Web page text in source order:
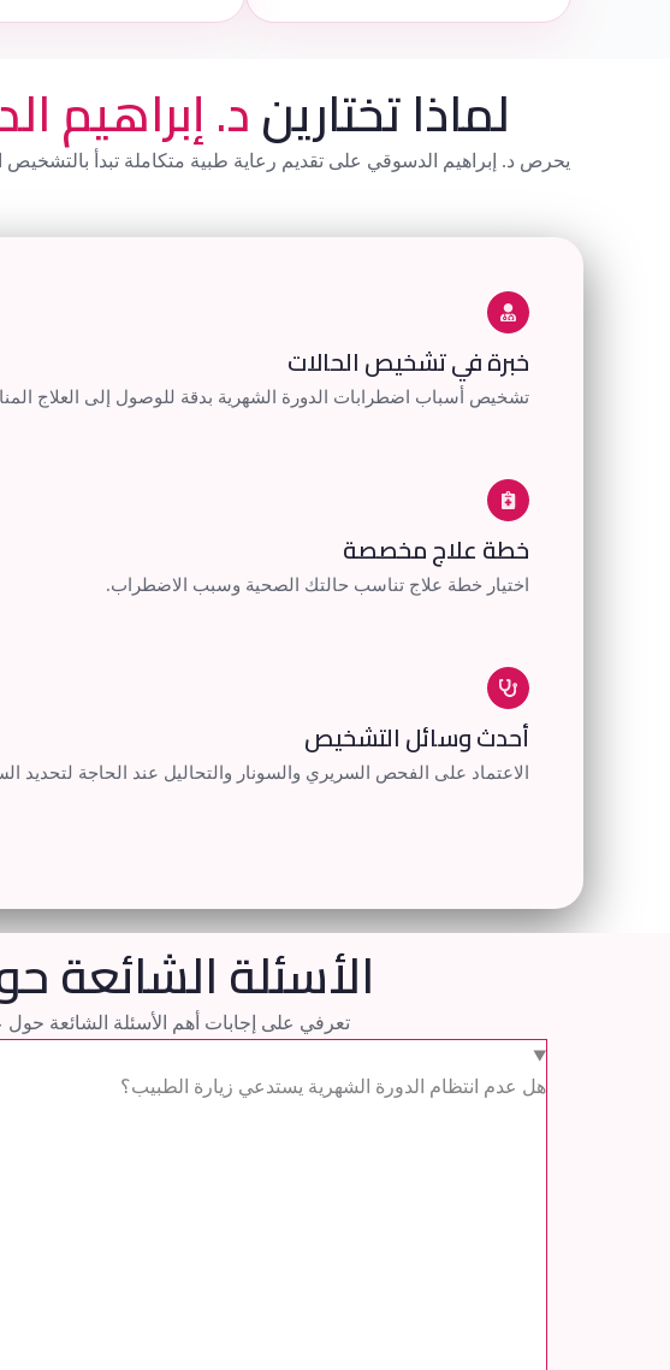
لماذا تختاريند. إبراهيم
يحرص د. إبراهيم الدسوقي على تقديم رعاية طبية متكاملة تبدأ
خبرة في تشخيص الحالات
تشخيص أسباب اضطرابات الدورة الشهرية بدقة للوصول إلى العلاج
خطة علاج مخصصة
اختيار خطة علاج تناسب حالتك الصحية وسبب الاضطراب.
أحدث وسائل التشخيص
الاعتماد على الفحص السريري والسونار والتحاليل عند الحاجة لتحديد
الأسئلة الشائعة
تعرفي على إجابات أهم الأسئلة الشائعة
هل عدم انتظام الدورة الشهرية يستدعي زيارة الطبيب؟